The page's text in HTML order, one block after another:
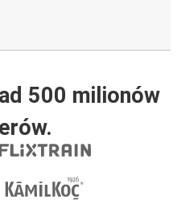
500 milionów